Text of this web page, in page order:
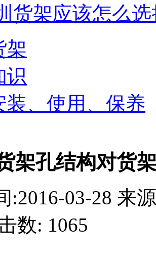
货架应该怎么选
架
识
装、使用、保养
架孔结构对货
:2016-03-28 来
数: 1065